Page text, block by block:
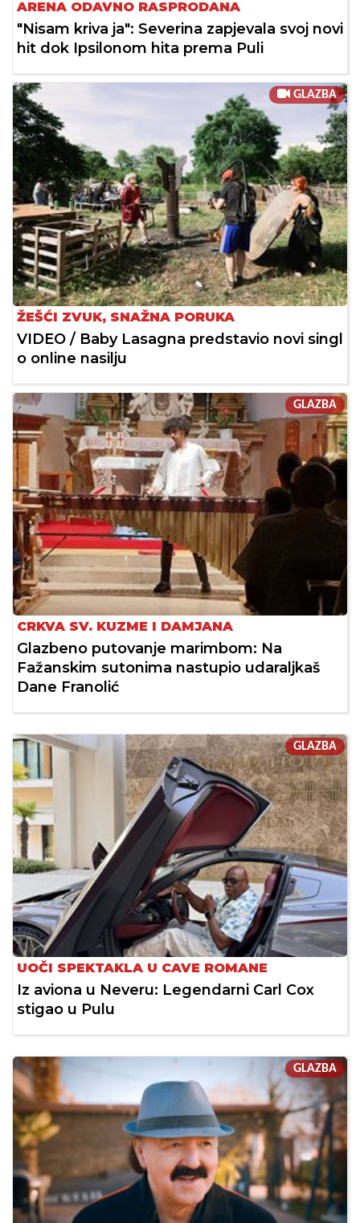
ARENA ODAVNO RASPRODANA
"Nisam kriva ja": Severina zapjevala svoj novi
hit dok Ipsilonom hita prema Puli
GLAZBA
ŽEŠĆI ZVUK, SNAŽNA PORUKA
VIDEO / Baby Lasagna predstavio novi singl
o online nasilju
GLAZBA
CRKVA SV. KUZME I DAMJANA
Glazbeno putovanje marimbom: Na
Fažanskim sutonima nastupio udaraljkaš
Dane Franolić
GLAZBA
UOČI SPEKTAKLA U CAVE ROMANE
Iz aviona u Neveru: Legendarni Carl Cox
stigao u Pulu
GLAZBA